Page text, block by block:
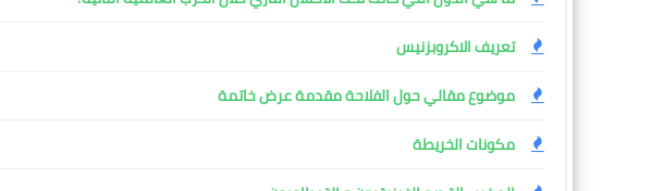
تعريف الاكروبزنيس
موضوع مقالي حول الفلاحة مقدمة عرض خاتمة
مكونات الخريطة